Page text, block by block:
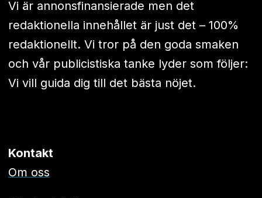
Vi är annonsfinansierade men det
redaktionella innehållet är just det – 100%
redaktionellt. Vi tror på den goda smaken
och vår publicistiska tanke lyder som följer:
Vi vill guida dig till det bästa nöjet.
Kontakt
Om oss